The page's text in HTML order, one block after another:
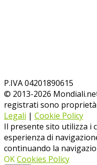
P.IVA 04201890615
© 2013-2026
registrati sono
Legali | Cookie Policy
Il presente sito utilizza i
esperienza di
continuando la
OKCookies Policy